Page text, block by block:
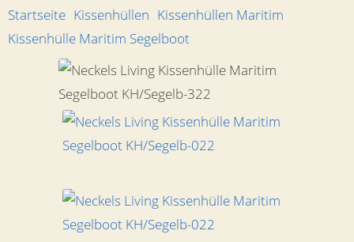
Startseite Kissenhüllen Kissenhüllen Maritim
Kissenhülle Maritim Segelboot